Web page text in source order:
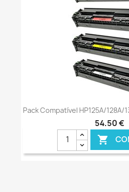
Pack Compatível HP125A/128A/
54,50 €
